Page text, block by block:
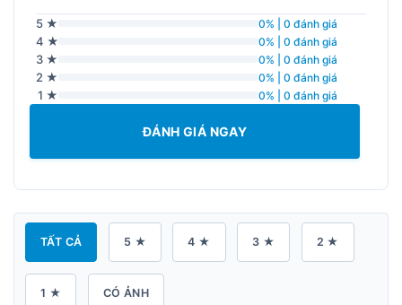
5 ★ 0% | 0 đánh giá
4 ★ 0% | 0 đánh giá
3 ★ 0% | 0 đánh giá
2 ★ 0% | 0 đánh giá
1 ★ 0% | 0 đánh giá
ĐÁNH GIÁ NGAY
TẤT CẢ 5 ★ 4 ★ 3 ★ 2 ★
1 ★ CÓ ẢNH